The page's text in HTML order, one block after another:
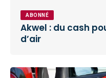
ABONNÉ
Akwel : du cash
d’air